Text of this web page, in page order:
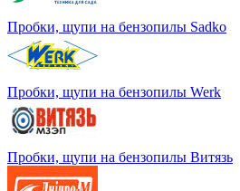
Пробки, щупи на бензопилы Sadko
Пробки, щупи на бензопилы Werk
Пробки, щупи на бензопилы Витязь